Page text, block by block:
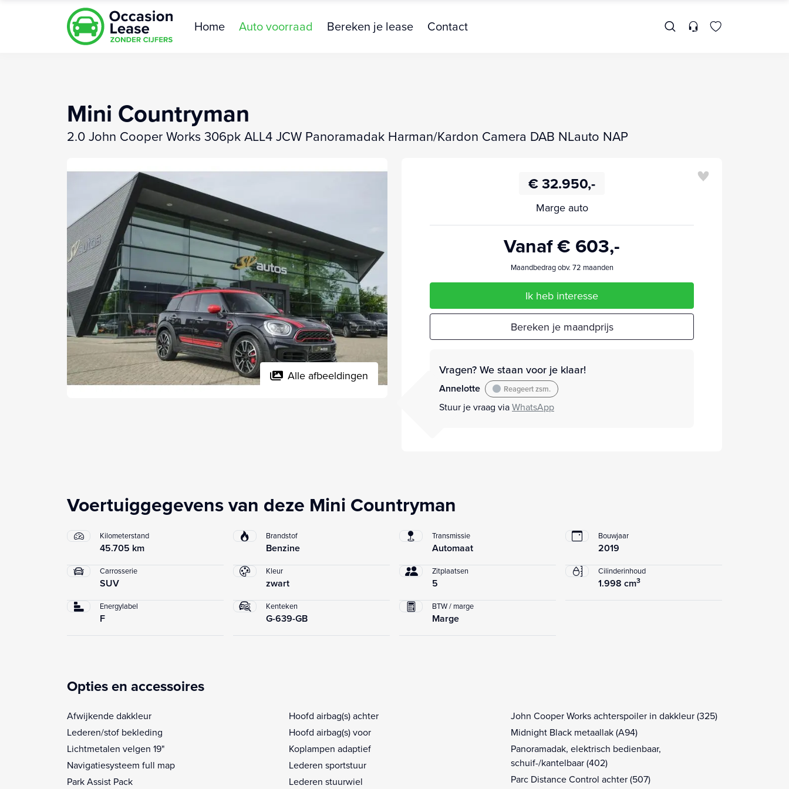
Home Auto voorraad Bereken je lease Contact
Mini Countryman
2.0 John Cooper Works 306pk ALL4 JCW Panoramadak Harman/Kardon Camera DAB NLauto NAP
Alle afbeeldingen
€ 32.950,-
Marge auto
Vanaf € 603,-
Maandbedrag obv. 72 maanden
Ik heb interesse
Bereken je maandprijs
Vragen? We staan voor je klaar!
Annelotte Reageert zsm.
Stuur je vraag viaWhatsApp
Voertuiggegevens van deze Mini Countryman
Kilometerstand
45.705 km
Brandstof
Benzine
Transmissie
Automaat
Bouwjaar
2019
Carrosserie
SUV
Kleur
zwart
Zitplaatsen
5
Cilinderinhoud
1.998 cm3
Energylabel
F
Kenteken
G-639-GB
BTW / marge
Marge
Opties en accessoires
Afwijkende dakkleur
Lederen/stof bekleding
Lichtmetalen velgen 19"
Navigatiesysteem full map
Park Assist Pack
Hoofd airbag(s) achter
Hoofd airbag(s) voor
Koplampen adaptief
Lederen sportstuur
Lederen stuurwiel
John Cooper Works achterspoiler in dakkleur (325)
Midnight Black metaallak (A94)
Panoramadak, elektrisch bedienbaar,
schuif-/kantelbaar (402)
Parc Distance Control achter (507)